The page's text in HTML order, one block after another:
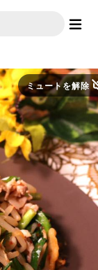
ミュートを解除